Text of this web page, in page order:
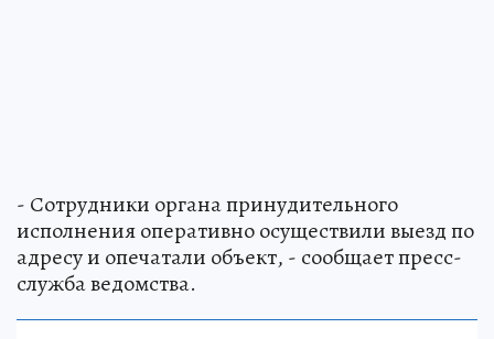
- Сотрудники органа принудительного
исполнения оперативно осуществили выезд по
адресу и опечатали объект, - сообщает пресс-
служба ведомства.